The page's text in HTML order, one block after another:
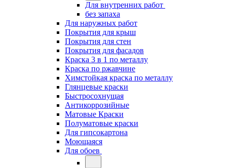
Для внутренних работ
без запаха
Для наружных работ
Покрытия для крыш
Покрытия для стен
Покрытия для фасадов
Краска 3 в 1 по металлу
Краска по ржавчине
Химстойкая краска по металлу
Глянцевые краски
Быстросохнущая
Антикоррозийные
Матовые Краски
Полуматовые краски
Для гипсокартона
Моющаяся
Для обоев